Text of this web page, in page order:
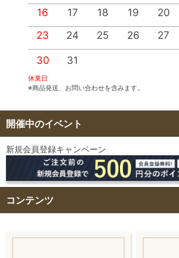
16
17 18 19 20
23
24 25 26 27
30 31
休業日
※商品発送、お問い合わせを含みます。
開催中のイベント
新規会員登録キャンペーン
コンテンツ